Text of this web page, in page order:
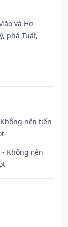
và Hợi
phá Tuất,
nên tiến
- Không nên